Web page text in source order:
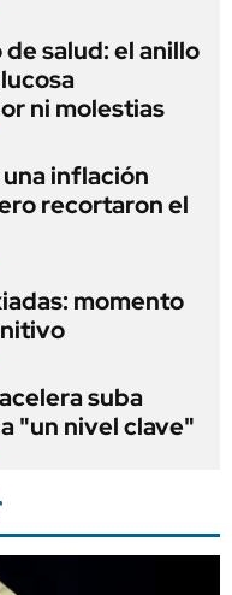
salud: el anillo
ni molestias
inflación
recortaron el
momento
suba
"un nivel clave"